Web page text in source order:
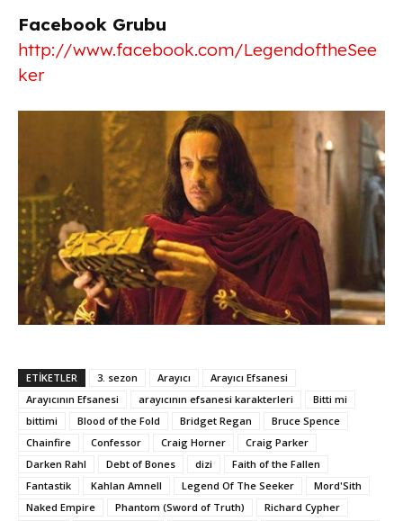
Facebook Grubu
http://www.facebook.com/LegendoftheSee
ker
ETİKETLER 3. sezon Arayıcı
Arayıcı Efsanesi
Arayıcının Efsanesi
arayıcının efsanesi karakterleri
Bitti mi
bittimi
Blood of the Fold Bridget Regan
Bruce Spence
Chainfire
Confessor Craig Horner
Craig Parker
Darken Rahl
Debt of Bones dizi
Faith of the Fallen
Fantastik
Kahlan Amnell Legend Of The Seeker
Mord'Sith
Naked Empire
Phantom (Sword of Truth)
Richard Cypher